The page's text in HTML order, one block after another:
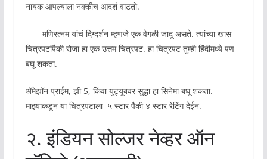
नायक आपल्याला नक्कीच आदर्श वाटतो.
मणिरत्नम यांचं दिग्दर्शन म्हणजे एक वेगळी जादू असते. त्यांच्या खास
चित्रपटांपैकी रोजा हा एक उत्तम चित्रपट. हा चित्रपट तुम्ही हिंदीमध्ये पण
बघू शकता.
ॲमेझॉन प्राईम, झी 5, किंवा युट्यूबवर सुद्धा हा सिनेमा बघू शकता.
माझ्याकडून या चित्रपटाला ५ स्टार पैकी ४ स्टार रेटिंग देईन.
२. इंडियन सोल्जर नेव्हर ऑन